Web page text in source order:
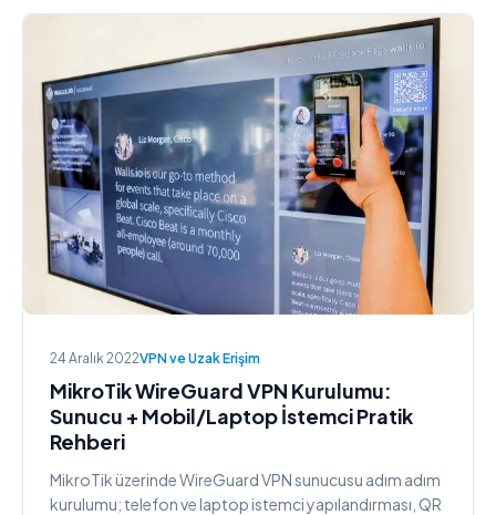
24 Aralık 2022VPN ve Uzak Erişim
MikroTik WireGuard VPN Kurulumu:
Sunucu + Mobil/Laptop İstemci Pratik
Rehberi
MikroTik üzerinde WireGuard VPN sunucusu adım adım
kurulumu; telefon ve laptop istemci yapılandırması, QR